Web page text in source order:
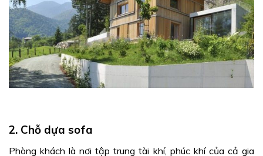
2. Chỗ dựa sofa
Phòng khách là nơi tập trung tài khí, phúc khí của cả gia